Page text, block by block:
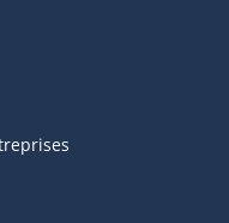
s'ouvrira dans une
externe s'ouvrira